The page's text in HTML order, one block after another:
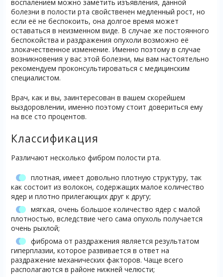
воспалением можно заметить изъявления, данной
болезни в полости рта свойственен медленный рост, но
если её не беспокоить, она долгое время может
оставаться в неизменном виде. В случае же постоянного
беспокойства и раздражения опухоли возможно её
злокачественное изменение. Именно поэтому в случае
возникновения у вас этой болезни, мы вам настоятельно
рекомендуем проконсультироваться с медицинским
специалистом.
Врач, как и вы, заинтересован в вашем скорейшем
выздоровлении, именно поэтому стоит довериться ему
на все сто процентов.
Классификация
Различают несколько фибром полости рта.
плотная, имеет довольно плотную структуру, так
как состоит из волокон, содержащих малое количество
ядер и плотно прилегающих друг к другу;
мягкая, очень большое количество ядер с малой
плотностью, вследствие чего сама опухоль получается
очень рыхлой;
фиброма от раздражения является результатом
гиперплазии, которое развивается в ответ на
раздражение механических факторов. Чаще всего
располагаются в районе нижней челюсти;